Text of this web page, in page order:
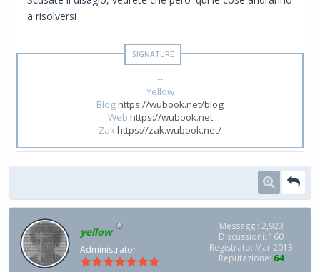
a risolversi
--
Yellow
Bloghttps://wubook.net/blog
Web https://wubook.net
Zakhttps://zak.wubook.net/
yellow
Administrator
Messaggi: 2,923
Discussioni: 160
Registrato: Mar 2013
Reputazione: 64